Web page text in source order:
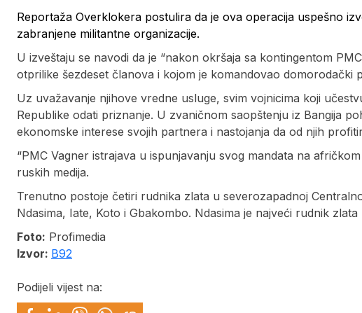
Reportaža Overklokera postulira da je ova operacija uspešno
zabranjene militantne organizacije.
U izveštaju se navodi da je “nakon okršaja sa kontingentom
otprilike šezdeset članova i kojom je komandovao domorodački
Uz uvažavanje njihove vredne usluge, svim vojnicima koji
Republike odati priznanje. U zvaničnom saopštenju iz Bangija
ekonomske interese svojih partnera i nastojanja da od njih
“PMC Vagner istrajava u ispunjavanju svog mandata na
ruskih medija.
Trenutno postoje četiri rudnika zlata u severozapadnoj
Ndasima, Iate, Koto i Gbakombo. Ndasima je najveći rudnik
Foto: Profimedia
Izvor: B92
Podijeli vijest na: